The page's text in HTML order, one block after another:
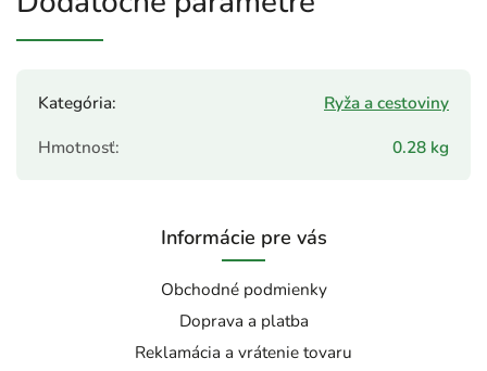
Kategória:
Ryža a cestoviny
Hmotnosť: 0.28 kg
Informácie pre vás
Obchodné podmienky
Doprava a platba
Reklamácia a vrátenie tovaru